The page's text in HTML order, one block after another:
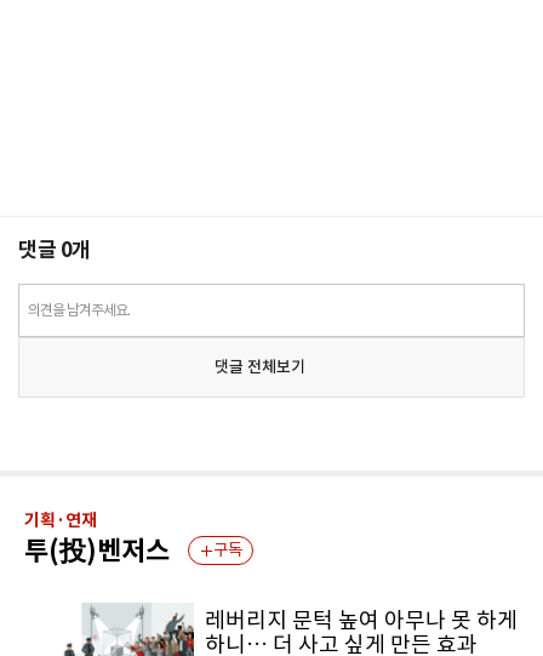
댓글 0개
의견을 남겨주세요.
댓글 전체보기
기획·연재
투(投)벤저스 구독
레버리지 문턱 높여 아무나 못 하게
하니… 더 사고 싶게 만든 효과